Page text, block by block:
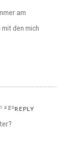
am
den mich
agoREPLY